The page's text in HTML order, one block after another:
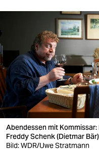
sport
nord
wahrheit
verlag
verlag
veranstaltungen
Abendessen mit
Freddy Schenk (Dietmar
Bild: WDR/Uwe Stratmann